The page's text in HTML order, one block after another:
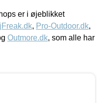
er i øjeblikket
, Pro-Outdoor.dk,
Outmore.dk, som alle har